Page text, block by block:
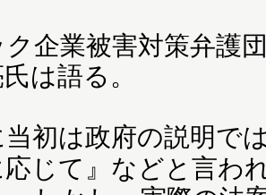
企業被害対策弁護
は語る。
当初は政府の説明で
応じて』などと言わ